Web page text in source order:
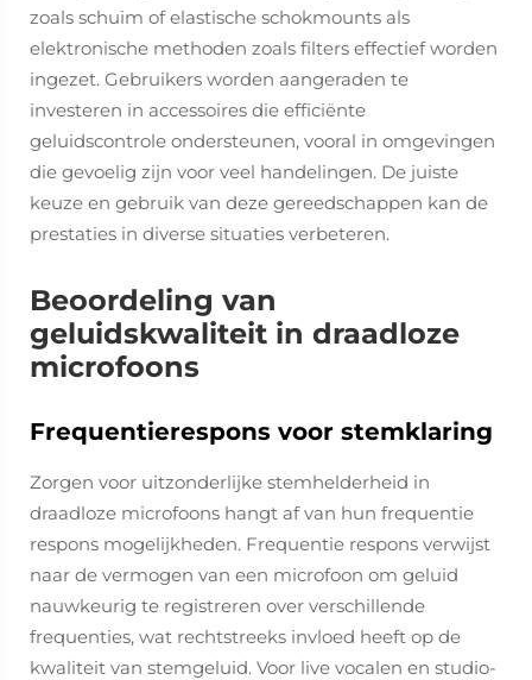
zoals schuim of elastische schokmounts als
elektronische methoden zoals filters effectief worden
ingezet. Gebruikers worden aangeraden te
investeren in accessoires die efficiënte
geluidscontrole ondersteunen, vooral in omgevingen
die gevoelig zijn voor veel handelingen. De juiste
keuze en gebruik van deze gereedschappen kan de
prestaties in diverse situaties verbeteren.
Beoordeling van
geluidskwaliteit in draadloze
microfoons
Frequentierespons voor stemklaring
Zorgen voor uitzonderlijke stemhelderheid in
draadloze microfoons hangt af van hun frequentie
respons mogelijkheden. Frequentie respons verwijst
naar de vermogen van een microfoon om geluid
nauwkeurig te registreren over verschillende
frequenties, wat rechtstreeks invloed heeft op de
kwaliteit van stemgeluid. Voor live vocalen en studio-